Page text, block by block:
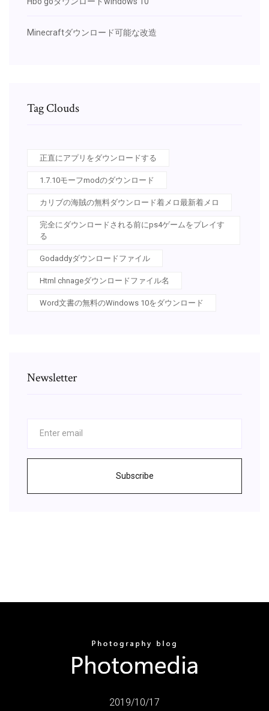
Minecraftダウンロード可能な改造
Tag Clouds
正直にアプリをダウンロードする
1.7.10モーフmodのダウンロード
カリブの海賊の無料ダウンロード着メロ最新着メロ
完全にダウンロードされる前にps4ゲームをプレイす
る
Godaddyダウンロードファイル
Html chnageダウンロードファイル名
Word文書の無料のWindows 10をダウンロード
Newsletter
Subscribe
2019/10/17